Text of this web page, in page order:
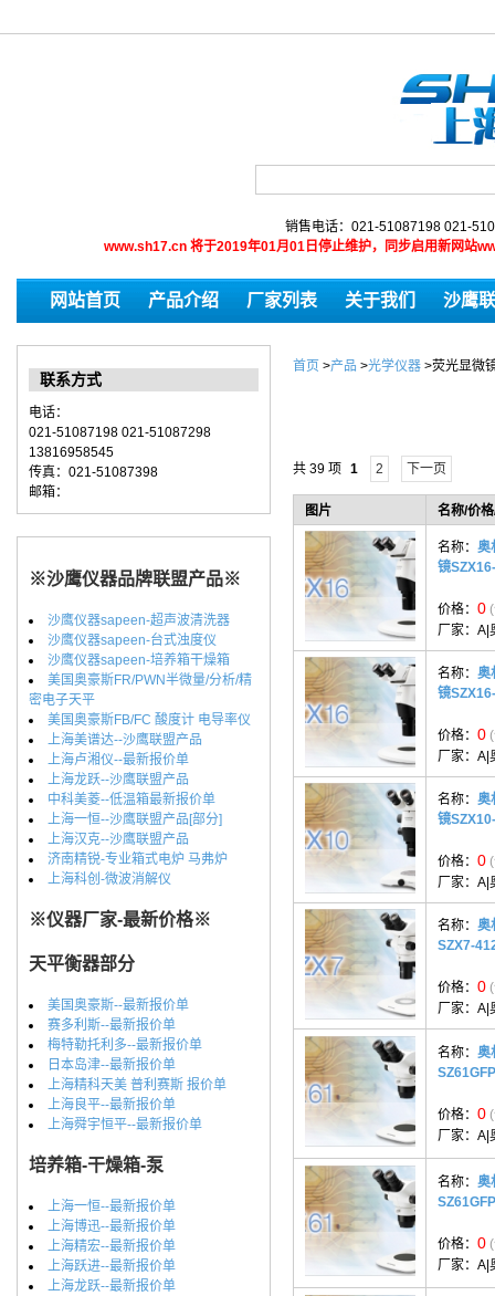
销售电话：021-51087198 021-
www.sh17.cn 将于2019年01月01日停止维护，同步启用新网站
网站首页 产品介绍 厂家列表 关于我们 沙鹰
联系方式
电话：
021-51087198 021-51087298
13816958545
传真：021-51087398
邮箱：
※沙鹰仪器品牌联盟产品※
沙鹰仪器sapeen-超声波清洗器
沙鹰仪器sapeen-台式浊度仪
沙鹰仪器sapeen-培养箱干燥箱
美国奥豪斯FR/PWN半微量/分析/精
密电子天平
美国奥豪斯FB/FC 酸度计 电导率仪
上海美谱达--沙鹰联盟产品
上海卢湘仪--最新报价单
上海龙跃--沙鹰联盟产品
中科美菱--低温箱最新报价单
上海一恒--沙鹰联盟产品[部分]
上海汉克--沙鹰联盟产品
济南精锐-专业箱式电炉 马弗炉
上海科创-微波消解仪
※仪器厂家-最新价格※
天平衡器部分
美国奥豪斯--最新报价单
赛多利斯--最新报价单
梅特勒托利多--最新报价单
日本岛津--最新报价单
上海精科天美 普利赛斯 报价单
上海良平--最新报价单
上海舜宇恒平--最新报价单
培养箱-干燥箱-泵
上海一恒--最新报价单
上海博迅--最新报价单
上海精宏--最新报价单
上海跃进--最新报价单
上海龙跃--最新报价单
首页 >产品 >光学仪器 >荧光显微
共 39 项 1 2 下一页
图片 名称/价
名称： 奥
镜
价格： 0
厂家： A|
名称： 奥
镜
价格： 0
厂家： A|
名称： 奥
镜
价格： 0
厂家： A|
名称： 奥
SZX7-
价格： 0
厂家： A|
名称： 奥
价格： 0
厂家： A|
名称： 奥
价格： 0
厂家： A|